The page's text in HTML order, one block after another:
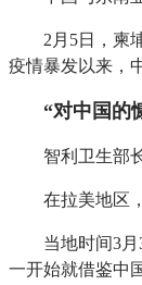
2月5日，柬
疫情暴发以来，
“对中国的
智利卫生部
在拉美地区
当地时间3
一开始就借鉴中